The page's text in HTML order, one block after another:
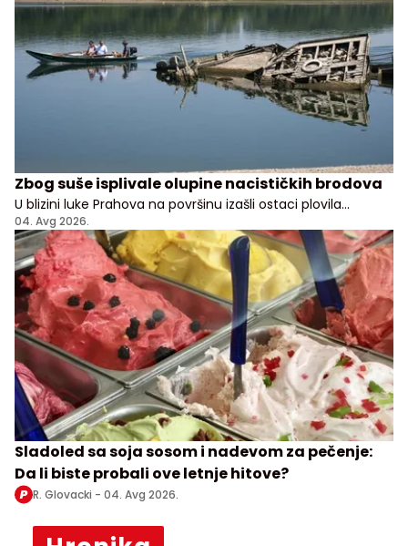
Zbog suše isplivale olupine nacističkih brodova
U blizini luke Prahova na površinu izašli ostaci plovila
potopljenih tokom nemačkog povlačenja sa Balkana
04. Avg 2026.
Sladoled sa soja sosom i nadevom za pečenje:
Da li biste probali ove letnje hitove?
R. Glovacki - 04. Avg 2026.